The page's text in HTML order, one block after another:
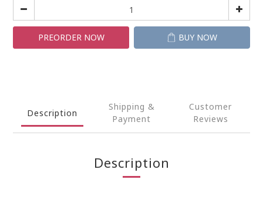
PREORDER NOW BUY NOW
Description
Shipping &
Payment
Customer
Reviews
Description